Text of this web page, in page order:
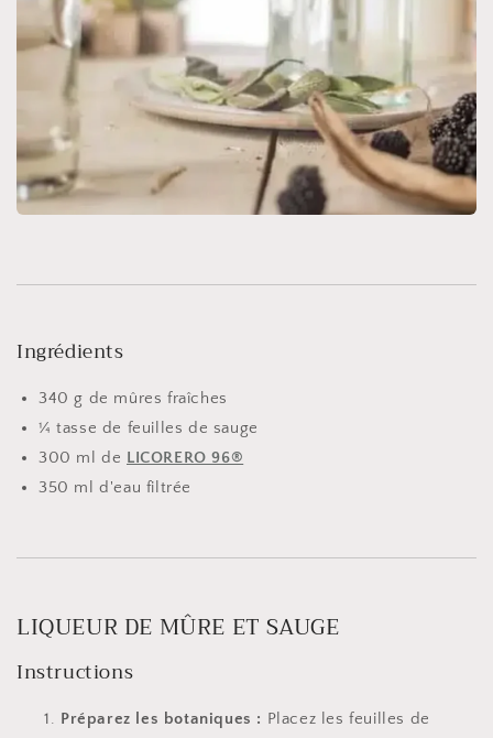
Ingrédients
340 g de mûres fraîches
¼ tasse de feuilles de sauge
300 ml de LICORERO 96®
350 ml d'eau filtrée
LIQUEUR DE MÛRE ET SAUGE
Instructions
Préparez les botaniques : Placez les feuilles de